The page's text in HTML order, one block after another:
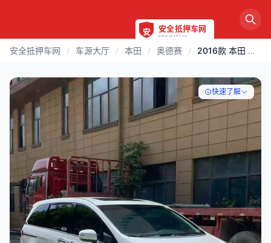
安全抵押车网 / 车源大厅 / 本田 / 奥德赛 / 2016款 本田 奥德赛 | 连云港
快速了解